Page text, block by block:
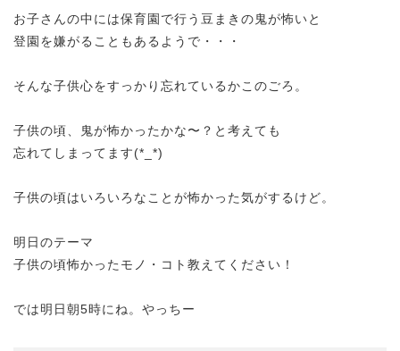
お子さんの中には保育園で行う豆まきの鬼が怖いと
登園を嫌がることもあるようで・・・
そんな子供心をすっかり忘れているかこのごろ。
子供の頃、鬼が怖かったかな〜？と考えても
忘れてしまってます(*_*)
子供の頃はいろいろなことが怖かった気がするけど。
明日のテーマ
子供の頃怖かったモノ・コト教えてください！
では明日朝5時にね。やっちー